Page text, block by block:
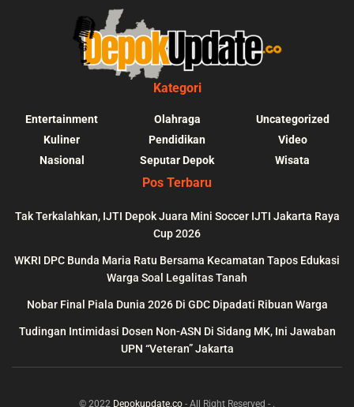
Kategori
Entertainment
Kuliner
Nasional
Olahraga
Pendidikan
Seputar Depok
Uncategorized
Video
Wisata
Pos Terbaru
Tak Terkalahkan, IJTI Depok Juara Mini Soccer IJTI Jakarta Raya
Cup 2026
WKRI DPC Bunda Maria Ratu Bersama Kecamatan Tapos Edukasi
Warga Soal Legalitas Tanah
Nobar Final Piala Dunia 2026 Di GDC Dipadati Ribuan Warga
Tudingan Intimidasi Dosen Non-ASN Di Sidang MK, Ini Jawaban
UPN “Veteran” Jakarta
© 2022 Depokupdate.co - All Right Reserved - .
depokupdate.co/wp-
line
:
content/themes/
could be found in